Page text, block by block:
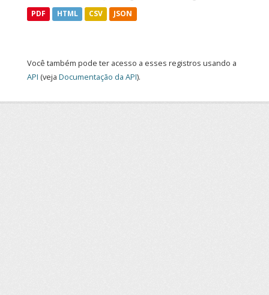
PDF HTML CSV JSON
Você também pode ter acesso a esses registros usando a
API (veja Documentação da API).